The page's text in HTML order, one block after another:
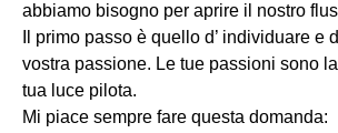
abbiamo bisogno per aprire il nostro
Il primo passo è quello d’ individuare e
vostra passione. Le tue passioni sono la
tua luce pilota.
Mi piace sempre fare questa domanda: